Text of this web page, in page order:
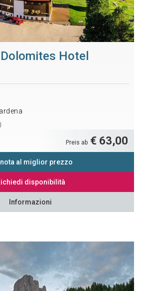
Hotel
Preis ab € 63,00
al miglior prezzo
disponibilità
Informazioni